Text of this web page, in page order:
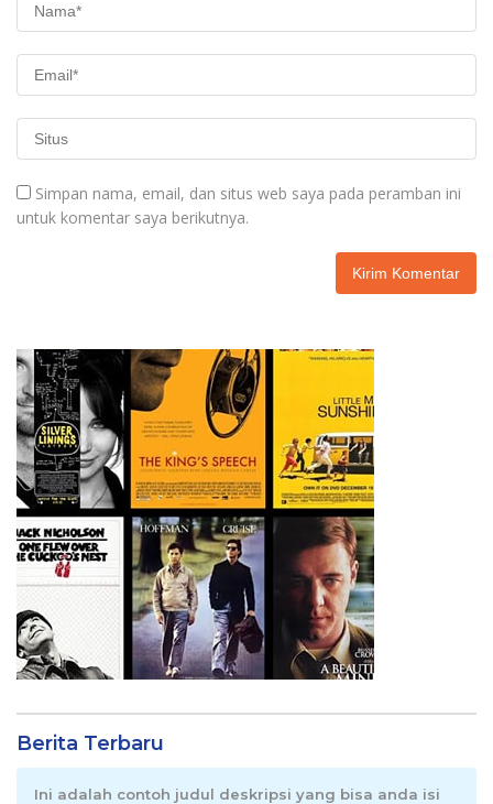
Simpan nama, email, dan situs web saya pada peramban ini
untuk komentar saya berikutnya.
Berita Terbaru
Ini adalah contoh judul deskripsi yang bisa anda isi